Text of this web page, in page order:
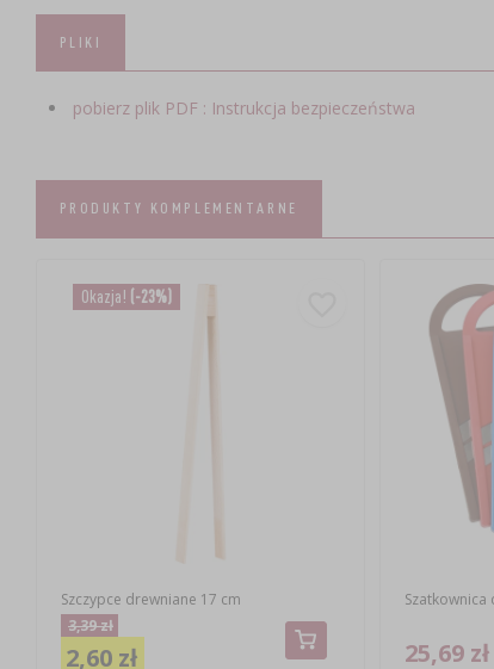
PLIKI
pobierz plik PDF : Instrukcja bezpieczeństwa
PRODUKTY KOMPLEMENTARNE
Okazja! (-23%)
Szczypce drewniane 17 cm
3,39 zł
2,60 zł
Szatkownica
25,69 zł